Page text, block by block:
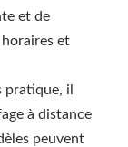
et de
et
pratique, il
à distance
peuvent